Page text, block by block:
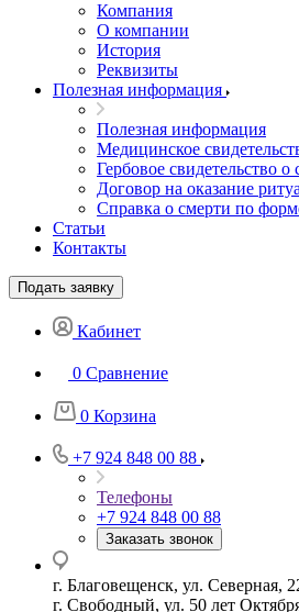
Компания
О компании
История
Реквизиты
Полезная информация
Полезная информация
Медицинское
Гербовое свидетельство о
Договор на оказание
Справка о смерти по
Статьи
Контакты
Подать заявку
Кабинет
0 Сравнение
0 Корзина
+7 924 848 00 88
Телефоны
+7 924 848 00 88
Заказать звонок
г. Благовещенск, ул. Северная,
г. Свободный, ул. 50 лет